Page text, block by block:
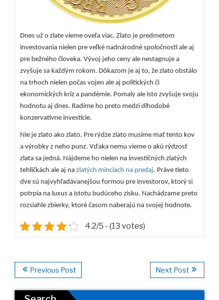
Dnes už o zlate vieme oveľa viac. Zlato je predmetom
investovania nielen pre veľké nadnárodné spoločnosti ale aj
pre bežného človeka. Vývoj jeho ceny ale nestagnuje a
zvyšuje sa každým rokom. Dôkazom je aj to, že zlato obstálo
na trhoch nielen počas vojen ale aj politických či
ekonomických kríz a pandémie. Pomaly ale isto zvyšuje svoju
hodnotu aj dnes. Radíme ho preto medzi dlhodobé
konzervatívne investície.
Nie je zlato ako zlato. Pre rýdze zlato musíme mať tento kov
a výrobky z neho punz. Vďaka nemu vieme o akú rýdzosť
zlata sa jedná. Nájdeme ho nielen na investičných zlatých
tehličkách ale aj na zlatých minciach na predaj. Práve tieto
dve sú najvyhľadávanejšou formou pre investorov, ktorý si
potrpia na luxus a istotu budúceho zisku. Nachádzame preto
rozsiahle zbierky, ktoré časom naberajú na svojej hodnote.
4.2/5 - (13 votes)
Previous Post Next Post